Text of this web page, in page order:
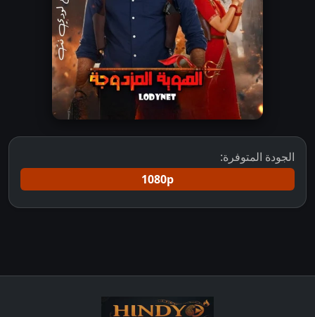
الجودة المتوفرة:
1080p